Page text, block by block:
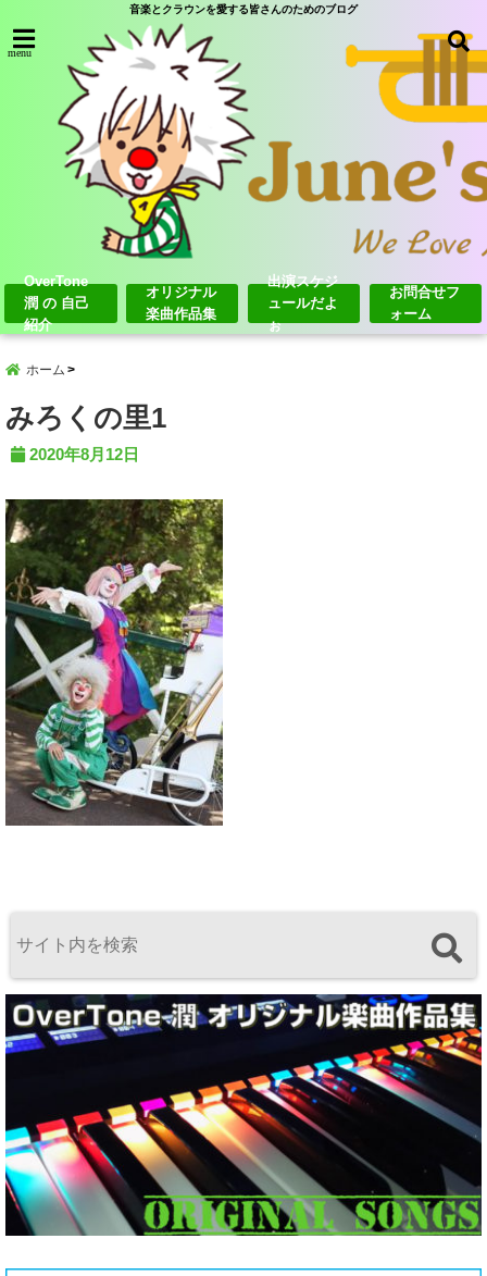
音楽とクラウンを愛する皆さんのためのブログ
menu
OverTone
潤 の 自己
紹介
オリジナル
楽曲作品集
出演スケジ
ュールだよ
ぉ
お問合せフ
ォーム
ホーム
みろくの里1
2020年8月12日